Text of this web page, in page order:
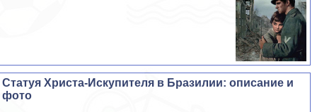
Статуя Христа-Искупителя в Бразилии: описание и
фото